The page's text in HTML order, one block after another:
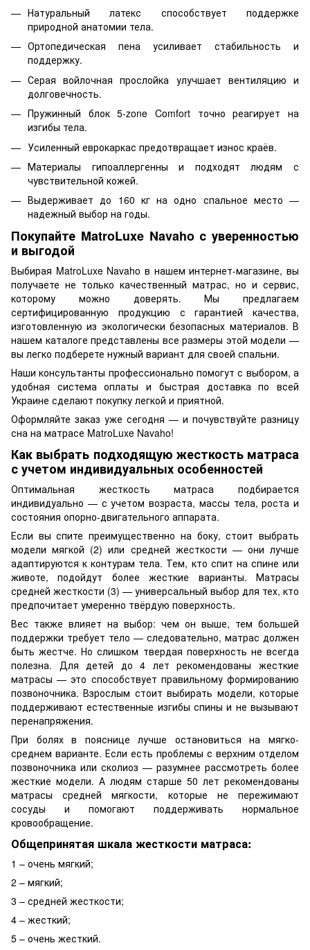
Натуральный латекс способствует поддержке
природной анатомии тела.
Ортопедическая пена усиливает стабильность и
поддержку.
Серая войлочная прослойка улучшает вентиляцию и
долговечность.
Пружинный блок 5-zone Comfort точно реагирует на
изгибы тела.
Усиленный еврокаркас предотвращает износ краёв.
Материалы гипоаллергенны и подходят людям с
чувствительной кожей.
Выдерживает до 160 кг на одно спальное место —
надежный выбор на годы.
Покупайте MatroLuxe Navaho с уверенностью
и выгодой
Выбирая MatroLuxe Navaho в нашем интернет-магазине, вы
получаете не только качественный матрас, но и сервис,
которому можно доверять. Мы предлагаем
сертифицированную продукцию с гарантией качества,
изготовленную из экологически безопасных материалов. В
нашем каталоге представлены все размеры этой модели —
вы легко подберете нужный вариант для своей спальни.
Наши консультанты профессионально помогут с выбором, а
удобная система оплаты и быстрая доставка по всей
Украине сделают покупку легкой и приятной.
Оформляйте заказ уже сегодня — и почувствуйте разницу
сна на матрасе MatroLuxe Navaho!
Как выбрать подходящую жесткость матраса
с учетом индивидуальных особенностей
Оптимальная жесткость матраса подбирается
индивидуально — с учетом возраста, массы тела, роста и
состояния опорно-двигательного аппарата.
Если вы спите преимущественно на боку, стоит выбрать
модели мягкой (2) или средней жесткости — они лучше
адаптируются к контурам тела. Тем, кто спит на спине или
животе, подойдут более жесткие варианты. Матрасы
средней жесткости (3) — универсальный выбор для тех, кто
предпочитает умеренно твёрдую поверхность.
Вес также влияет на выбор: чем он выше, тем большей
поддержки требует тело — следовательно, матрас должен
быть жестче. Но слишком твердая поверхность не всегда
полезна. Для детей до 4 лет рекомендованы жесткие
матрасы — это способствует правильному формированию
позвоночника. Взрослым стоит выбирать модели, которые
поддерживают естественные изгибы спины и не вызывают
перенапряжения.
При болях в пояснице лучше остановиться на мягко-
среднем варианте. Если есть проблемы с верхним отделом
позвоночника или сколиоз — разумнее рассмотреть более
жесткие модели. А людям старше 50 лет рекомендованы
матрасы средней мягкости, которые не пережимают
сосуды и помогают поддерживать нормальное
кровообращение.
Общепринятая шкала жесткости матраса:
1 – очень мягкий;
2 – мягкий;
3 – средней жесткости;
4 – жесткий;
5 – очень жесткий.